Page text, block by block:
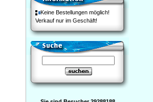
Keine Bestellungen möglich!
Verkauf nur im Geschäft!